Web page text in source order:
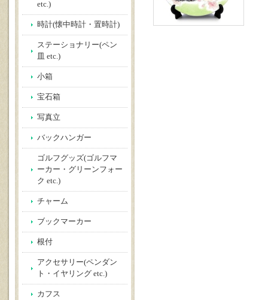
etc.)
時計(懐中時計・置時計)
ステーショナリー(ペン
皿 etc.)
小箱
宝石箱
写真立
バックハンガー
ゴルフグッズ(ゴルフマ
ーカー・グリーンフォー
ク etc.)
チャーム
ブックマーカー
根付
アクセサリー(ペンダン
ト・イヤリング etc.)
カフス